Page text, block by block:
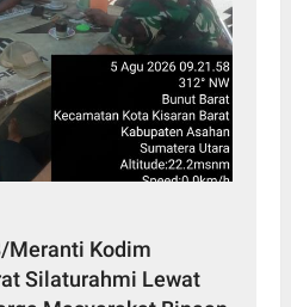
Meranti Kodim
Silaturahmi Lewat